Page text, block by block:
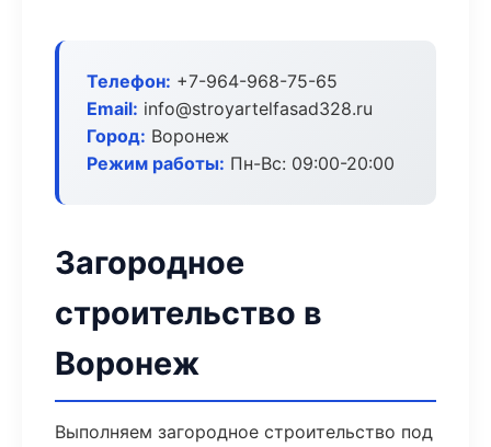
Телефон: +7-964-968-75-65
Email: info@stroyartelfasad328.ru
Город: Воронеж
Режим работы: Пн-Вс: 09:00-20:00
Загородное
строительство в
Воронеж
Выполняем загородное строительство под